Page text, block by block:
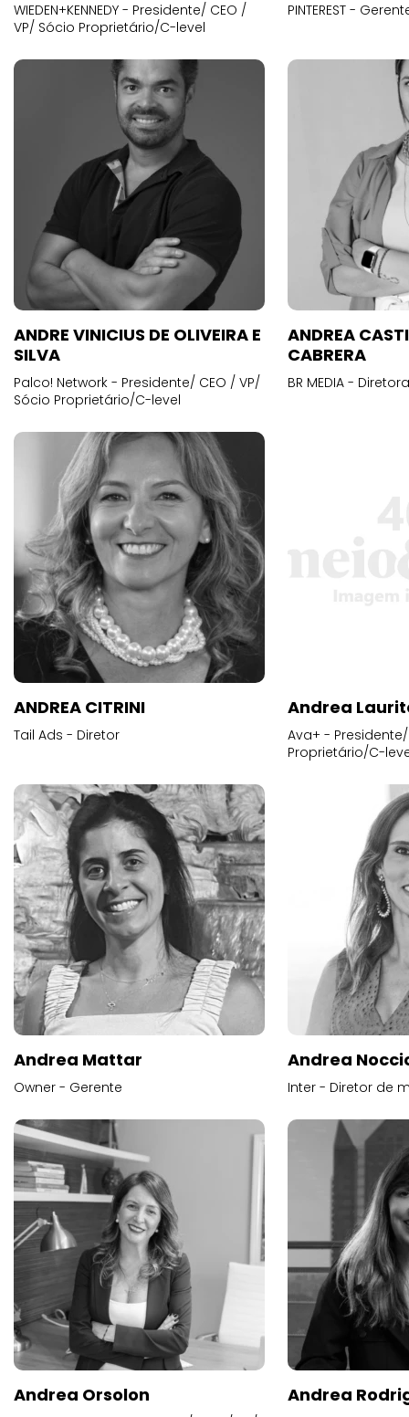
WIEDEN+KENNEDY - Presidente/ CEO /
VP/ Sócio Proprietário/C-level
PINTEREST -
ANDRE VINICIUS DE OLIVEIRA E
SILVA
Palco! Network - Presidente/ CEO / VP/
Sócio Proprietário/C-level
ANDREA
CABRERA
BR MEDIA -
ANDREA CITRINI
Tail Ads - Diretor
Andrea
Ava+ -
Proprietário/C-
Andrea Mattar
Owner - Gerente
Andrea
Inter - Diretor de
Andrea Orsolon Andrea